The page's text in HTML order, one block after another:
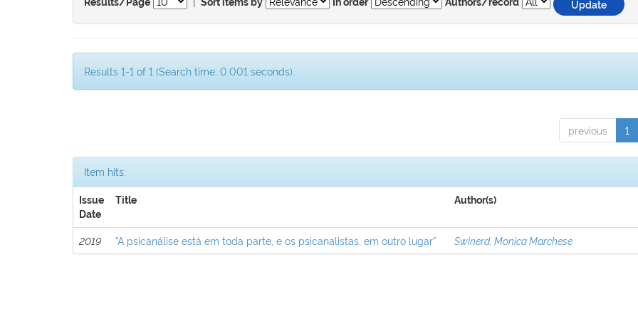
Results/Page Sort items by In order Authors/record
Results 1-1 of 1 (Search time: 0.001 seconds).
previous 1
Item hits:
Issue
Date
Title Author(s)
2019 "A psicanálise está em toda parte, e os psicanalistas, em outro lugar” Swinerd, Monica Marchese